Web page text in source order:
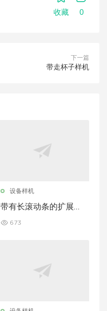
收藏 0
下一篇
带走杯子样机
设备样机
带有长滚动条的扩展型
673